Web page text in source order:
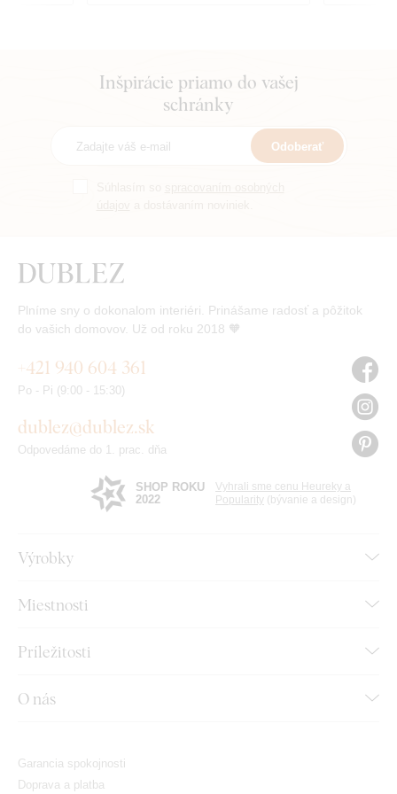
Inšpirácie priamo do vašej
schránky
Odoberať
Plníme sny o dokonalom interiéri. Prinášame radosť a pôžitok
do vašich domovov. Už od roku 2018 🧡
Výrobky
Miestnosti
Príležitosti
O nás
+421 940 604 361
Po - Pi (9:00 - 15:30)
dublez@dublez.sk
Odpovedáme do 1. prac. dňa
SHOP ROKU
2022
Vyhrali sme cenu Heureky a
Popularity (bývanie a design)
Garancia spokojnosti
Doprava a platba